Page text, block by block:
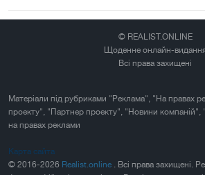
© REALIST.ONLINE
Щоденне онлайн-
Всі права захищені
Матеріали під рубриками "Реклама", "На правах
проекту", "Партнер проекту", "Новини компаній",
на правах реклами
Карта сайта
© 2016-2026 Realist.online . Всі права захищені.